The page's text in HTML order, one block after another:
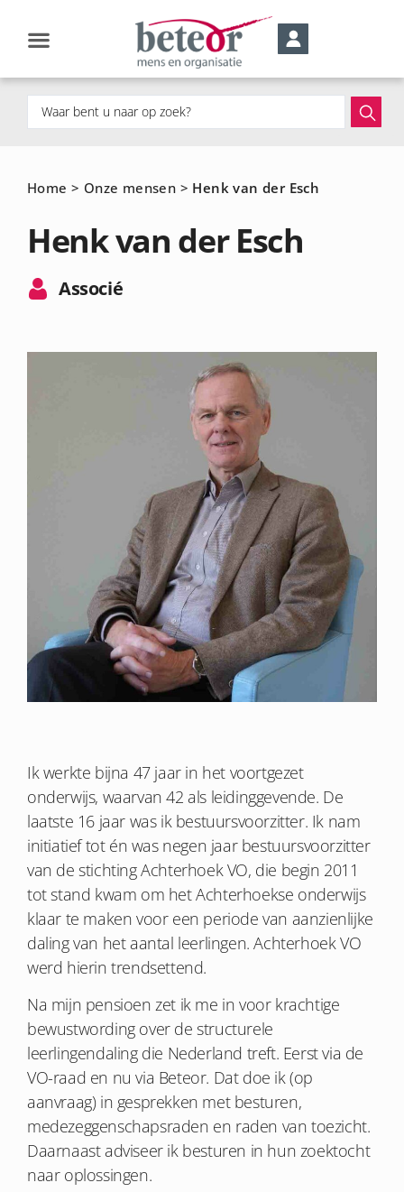
Home > Onze mensen > Henk van der Esch
Henk van der Esch
Associé
Ik werkte bijna 47 jaar in het voortgezet
onderwijs, waarvan 42 als leidinggevende. De
laatste 16 jaar was ik bestuursvoorzitter. Ik nam
initiatief tot én was negen jaar bestuursvoorzitter
van de stichting Achterhoek VO, die begin 2011
tot stand kwam om het Achterhoekse onderwijs
klaar te maken voor een periode van aanzienlijke
daling van het aantal leerlingen. Achterhoek VO
werd hierin trendsettend.
Na mijn pensioen zet ik me in voor krachtige
bewustwording over de structurele
leerlingendaling die Nederland treft. Eerst via de
VO-raad en nu via Beteor. Dat doe ik (op
aanvraag) in gesprekken met besturen,
medezeggenschapsraden en raden van toezicht.
Daarnaast adviseer ik besturen in hun zoektocht
naar oplossingen.